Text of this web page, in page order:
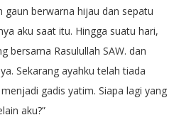
gaun berwarna hijau dan sepatu
aku saat itu. Hingga suatu hari,
bersama Rasulullah SAW. dan
Sekarang ayahku telah tiada
gadis yatim. Siapa lagi yang
aku?”